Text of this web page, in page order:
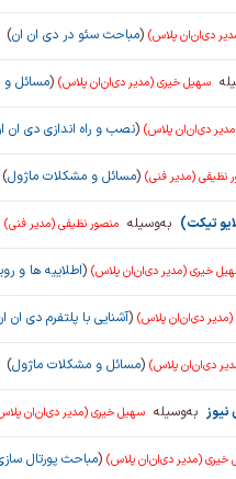
دی‌ان‌ان پلاس) (مباحث سئو در دی ان ان)
سهیل خیری (مدیر دی‌ان‌ان پلاس) (مسائل
دی‌ان‌ان پلاس) (نصب و راه اندازی دی ان
نظیفی (مدیر فنی) (مسائل و مشکلات ماژول)
تیکت) به‌وسیله منصور نظیفی (مدیر فنی)
خیری (مدیر دی‌ان‌ان پلاس) (اطلاییه ها و
دی‌ان‌ان پلاس) (آشنایی با پلتفرم دی ان
دی‌ان‌ان پلاس) (مسائل و مشکلات ماژول)
نیوز به‌وسیله سهیل خیری (مدیر دی‌ان‌ان
خیری (مدیر دی‌ان‌ان پلاس) (مباحث پورتال